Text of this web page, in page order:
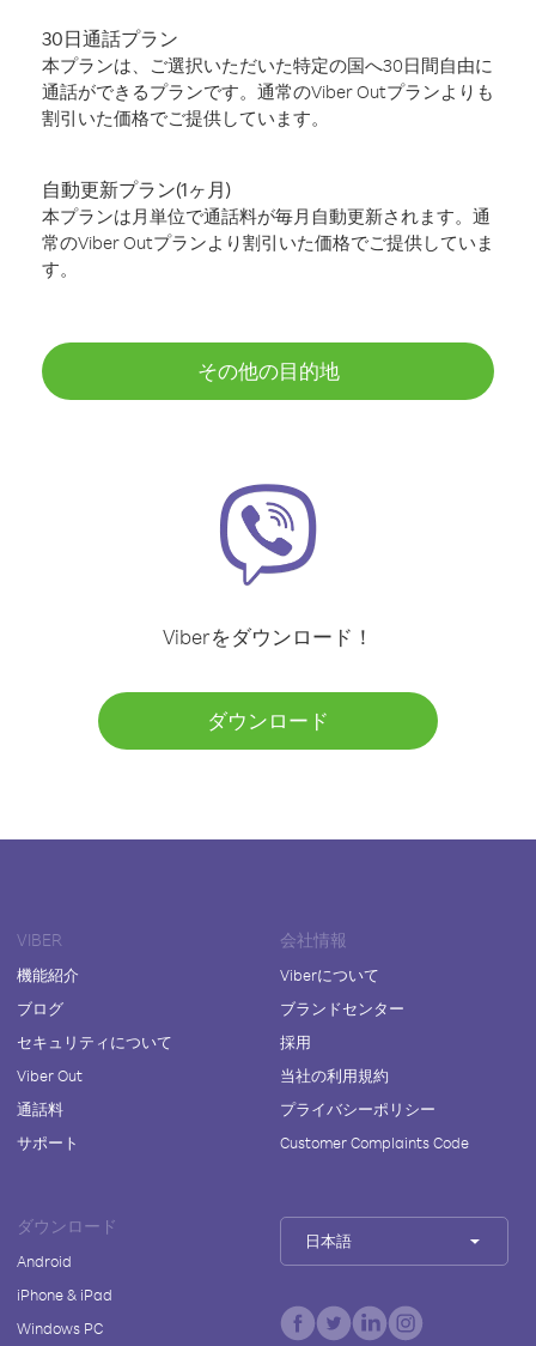
30日通話プラン
本プランは、ご選択いただいた特定の国へ30日間自由に
通話ができるプランです。通常のViber Outプランよりも
割引いた価格でご提供しています。
自動更新プラン(1ヶ月)
本プランは月単位で通話料が毎月自動更新されます。通
常のViber Outプランより割引いた価格でご提供していま
す。
その他の目的地
Viberをダウンロード！
ダウンロード
VIBER
機能紹介
ブログ
セキュリティについて
Viber Out
通話料
サポート
会社情報
Viberについて
ブランドセンター
採用
当社の利用規約
プライバシーポリシー
Customer Complaints Code
ダウンロード
Android
iPhone & iPad
Windows PC
日本語